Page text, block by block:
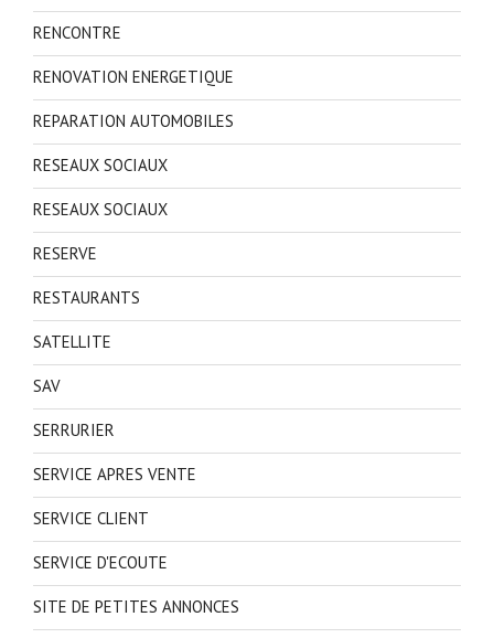
RENCONTRE
RENOVATION ENERGETIQUE
REPARATION AUTOMOBILES
RESEAUX SOCIAUX
RESEAUX SOCIAUX
RESERVE
RESTAURANTS
SATELLITE
SAV
SERRURIER
SERVICE APRES VENTE
SERVICE CLIENT
SERVICE D'ECOUTE
SITE DE PETITES ANNONCES